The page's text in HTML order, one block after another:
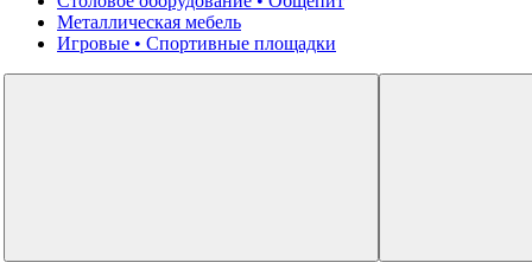
КОМПЬЮТЕРНЫЕ СТОЛЫ
Металлическая мебель
Игровые • Спортивные площадки